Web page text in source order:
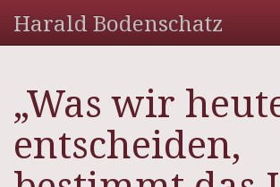
Harald Bodenschatz
„Was wir
entscheiden,